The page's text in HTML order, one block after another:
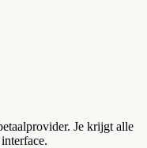
Je krijgt alle